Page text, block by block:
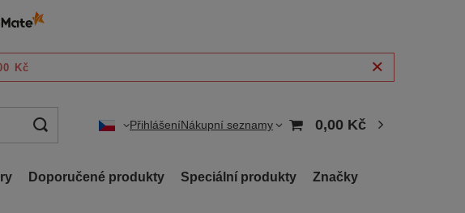
Kč
PřihlášeníNákupní seznamy 0,00 Kč
Doporučené produkty Speciální produkty
Značky